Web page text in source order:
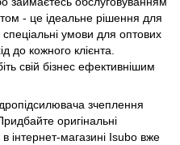
- це ідеальне рішення для
умови для оптових
до кожного клієнта.
свій бізнес ефективнішим
зчеплення
оригінальні
інтернет-магазині Isubo вже